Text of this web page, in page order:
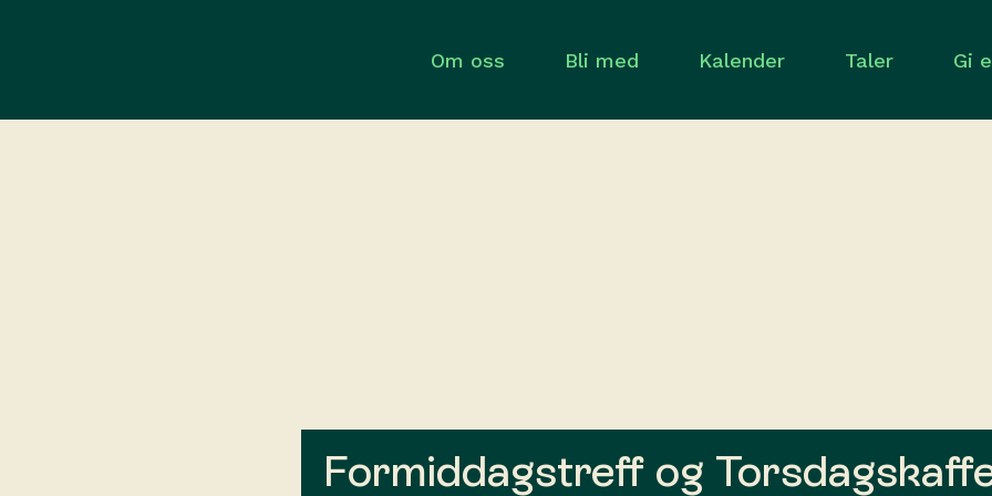
Om oss Bli med Kalender Taler Gi
Formiddagstreff og